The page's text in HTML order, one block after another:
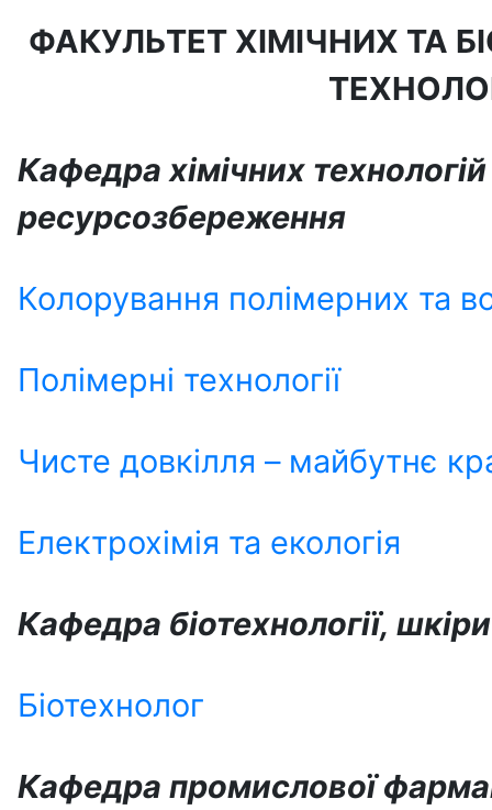
ФАКУЛЬТЕТ ХІМІЧНИХ ТА
Кафедра хімічних
ресурсозбереження
Колорування полімерних та
Полімерні технології
Чисте довкілля – майбутнє
Електрохімія та екологія
Кафедра біотехнології,
Біотехнолог
Кафедра промислової